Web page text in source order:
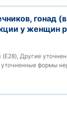
гонад
у женщин
Другие
формы